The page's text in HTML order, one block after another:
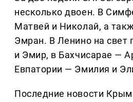
несколько двоен. В
Матвей и Николай, а
Эмран. В Ленино на свет
и Эмир, в Бахчисарае —
Евпатории — Эмилия и
Последние новости